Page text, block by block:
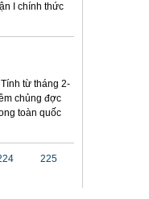
I chính thức
từ tháng 2-
chủng đợc
toàn quốc
225